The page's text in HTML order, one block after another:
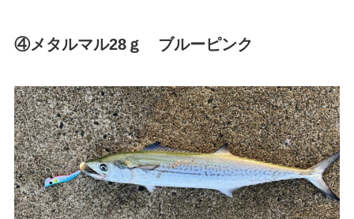
④メタルマル28ｇ ブルーピンク